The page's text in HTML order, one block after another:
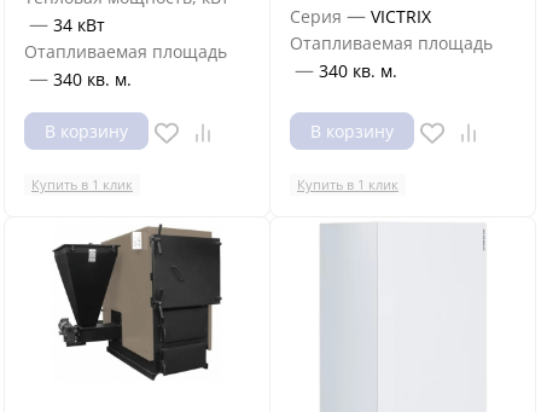
— 34 кВт
Отапливаемая площадь
— 340 кв. м.
В корзину
Купить в 1 клик
Серия — VICTRIX
Отапливаемая площадь
— 340 кв. м.
В корзину
Купить в 1 клик